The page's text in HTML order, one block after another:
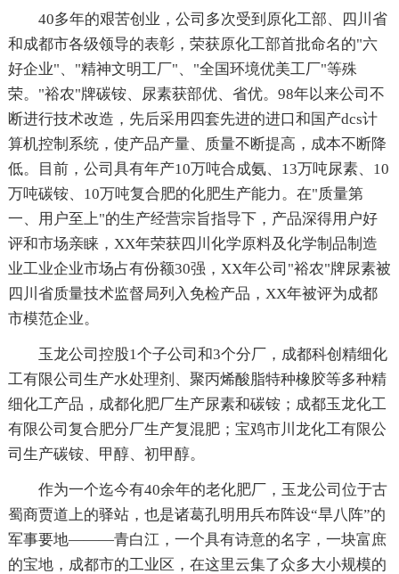
40多年的艰苦创业，公司多次受到原化工部、四川省
和成都市各级领导的表彰，荣获原化工部首批命名的"六
好企业"、"精神文明工厂"、"全国环境优美工厂"等殊
荣。"裕农"牌碳铵、尿素获部优、省优。98年以来公司不
断进行技术改造，先后采用四套先进的进口和国产dcs计
算机控制系统，使产品产量、质量不断提高，成本不断降
低。目前，公司具有年产10万吨合成氨、13万吨尿素、10
万吨碳铵、10万吨复合肥的化肥生产能力。在"质量第
一、用户至上"的生产经营宗旨指导下，产品深得用户好
评和市场亲睐，XX年荣获四川化学原料及化学制品制造
业工业企业市场占有份额30强，XX年公司"裕农"牌尿素被
四川省质量技术监督局列入免检产品，XX年被评为成都
市模范企业。
玉龙公司控股1个子公司和3个分厂，成都科创精细化
工有限公司生产水处理剂、聚丙烯酸脂特种橡胶等多种精
细化工产品，成都化肥厂生产尿素和碳铵；成都玉龙化工
有限公司复合肥分厂生产复混肥；宝鸡市川龙化工有限公
司生产碳铵、甲醇、初甲醇。
作为一个迄今有40余年的老化肥厂，玉龙公司位于古
蜀商贾道上的驿站，也是诸葛孔明用兵布阵设“旱八阵”的
军事要地———青白江，一个具有诗意的名字，一块富庶
的宝地，成都市的工业区，在这里云集了众多大小规模的